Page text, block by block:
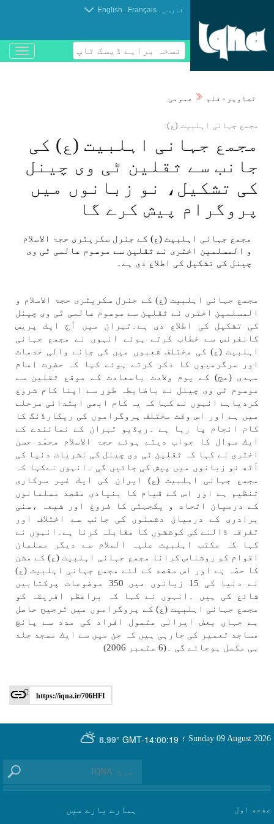
فارسی .
Français
.
English
نسخہ برایے ڈیسک ٹاپ
باز
و
تصاوير - فلم عمومی
مجمع جہانی اہلبيت (ع):
مجمع جہانی اہلبيت (ع) كی
جانب سے ثقلين ٹی وی چينل
كی تشكيل، نو زبانوں میں
پروگرام پيش كرے گا
مجمع جہانی اہلبيت (ع) كے جنرل سكریٹری حجۃ الاسلام
و المسلمين اختری نے ثقلين سے موسوم عالمی ٹی وی
چينل كی تشكيل كی اطلاع دی ہے۔
مجمع جہانی اہلبيت (ع) كے جنرل سكریٹری حجۃ الاسلام و
المسلمين اختری نے ثقلين سے موسوم عالمی ٹی وی چينل
كی تشكيل كی اطلاع دی ہے۔تہران میں آج ايك پريس
كانفرنس سے خطاب كرتے ہوئے انہوں نے مجمع جہانی
اہلبيت (ع) كی مختلف شعبوں میں كی جانے والی خدمات
اور سرگرميوں كا ذكر كرتے ہوئے كہا كہ حضرت امام
مہدی (عج) كے يوم ولادت باسعادت كے موقع ثقلين سے
موسوم ٹی وی چينل نے باضابطہ طور سے اپنا كام شروع
كردياہے انہوں نے كہا كہ یہ كام ابھی ابتدائی مرحلے
میں ہے اور اس وقت مختلف پروگراموں كی ريكارڈنگ كا
كام انجام پا رہا ہے ۔ریڈيو تہران كے نمائندے كے
ايك سوال كا جواب ديتے ہوئے حجۃ الاسلام محمّد حسن
اختری نے كہا كہ ثقلين ٹی وی چينل كی نشريات دنيا كی
آٹھ نو زبانوں میں پيش كی جائیں گی ۔انہوں نےكہا كہ
مجمع جہانی اہلبيت (ع) ايران كی ايك غير سركاری
تنظيم ہے اور اس كے قيام كا بنيادی مقصد مسلمانوں
كے درميان اتحاد و يكجہتی كا فروغ اور شيعہ ،سنی
برادری كے درميان دشمنوں كی جانب سے اختلاف اور
تفرقہ ڈالنے كی كوششوں كا مقابلہ كرنا ہے۔انہوں نے
كہا كہ مكتب اہلبيت علیہ السلام سے ديگر مسلمان
اقوام كو روشناس كرانا مجمع جہانی اہلبيت (ع) كے مشن
كا حصّہ ہے اور اس مقصد كے لئے مجمع جہانی اہلبيت (ع)
نے دنيا كی 15 زبانوں میں 350 موضوعات پركتابیں
شائع كی ہیں ۔انہوں نے كہا كہ براعظم افريقہ كو
مجمع جہانی اہلبيت (ع) كے پروگراموں میں ترجيح حاصل
ہے جہاں بعض ايرانی متمول افراد كی مدد سے پانچ
مساجد تعمير كی جارہی ہیں كہ جن میں سے ايك مسجد جلد
ہی مكمل ہوجائے گی ۔(6 ستمبر 2006)
https://iqna.ir/706HFI
GMT-14:00:19
8.99° Sunday 09 August 2026 ؛
صفحه اول
ہمارے بارے میں